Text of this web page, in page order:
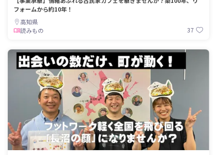
フォームから約10年！
高知県
読みもの
37